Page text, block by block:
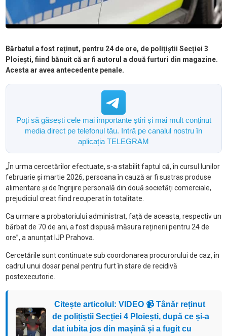
Bărbatul a fost reținut, pentru 24 de ore, de polițiștii Secției 3
Ploiești, fiind bănuit că ar fi autorul a două furturi din magazine.
Acesta ar avea antecedente penale.
Poți să găsești cele mai importante știri și mai mult conținut
media direct pe telefonul tău. Intră pe canalul nostru în
aplicația TELEGRAM
„În urma cercetărilor efectuate, s-a stabilit faptul că, în cursul lunilor
februarie și martie 2026, persoana în cauză ar fi sustras produse
alimentare și de îngrijire personală din două societăți comerciale,
prejudiciul creat fiind recuperat în totalitate.
Ca urmare a probatoriului administrat, față de aceasta, respectiv un
bărbat de 70 de ani, a fost dispusă măsura reținerii pentru 24 de
ore”, a anunțat IJP Prahova.
Cercetările sunt continuate sub coordonarea procurorului de caz, în
cadrul unui dosar penal pentru furt în stare de recidivă
postexecutorie.
Citește articolul: VIDEO 📹 Tânăr reținut
de polițiștii Secției 4 Ploiești, după ce și-a
dat iubita jos din mașină și a fugit cu